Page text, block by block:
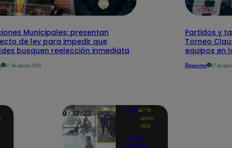
Municipales: presentan
de ley para impedir que
busquen reelección inmediata
07 de agosto 2026
Partidos y
Torneo
equipos en
Deportes 07 de
Lima 07 de
agosto
2026
Videos
revelan